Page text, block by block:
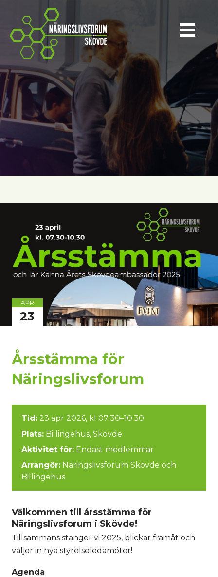
Näringslivsforum Skövde
APR
23
Årsstämma för
Näringslivsforum
Tid: 23 apr 2026, kl 07:30–10:30
Plats: Billingehus, Skövde
Aktivitet för: Endast medlemmar
Arrangör: Näringslivsforum Skövde och
Billingehus
Välkommen till årsstämma för
Näringslivsforum i Skövde!
Tillsammans stänger vi 2025, blickar framåt och
väljer in nya styrelseledamöter!
Agenda